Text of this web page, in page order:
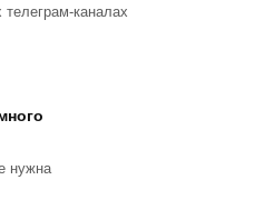
каналах
нужна